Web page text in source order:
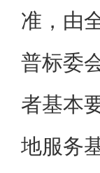
准，由
普标委
者基本
地服务